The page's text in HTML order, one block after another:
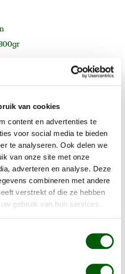
van cookies
content en advertenties te
voor social media te bieden
te analyseren. Ook delen we
van onze site met onze
adverteren en analyse. Deze
combineren met andere
verstrekt of die ze hebben
gebruik van hun services.